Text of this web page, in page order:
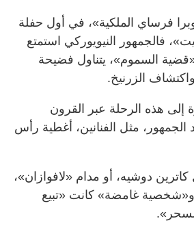
فرساي الملكية»، في أول حفلة
فالجمهور النيويوركي استمتع
السموم»، يتناول فضيحة
الزرنيخ.
إلى هذه الرحلة عبر القرون
الجمهور، مثل الفنانين، أغطية رأس
دوشيه، أو مدام «لافوازان»،
غامضة» كانت «تبيع